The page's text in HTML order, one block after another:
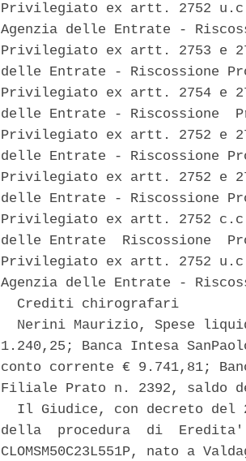
Privilegiato ex artt. 2752
Agenzia delle Entrate -
Privilegiato ex artt. 2753 e
delle Entrate - Riscossione
Privilegiato ex artt. 2754 e
delle Entrate - Riscossione
Privilegiato ex artt. 2752 e
delle Entrate - Riscossione
Privilegiato ex artt. 2752 e
delle Entrate - Riscossione
Privilegiato ex artt. 2752
delle Entrate  Riscossione
Privilegiato ex artt. 2752
Agenzia delle Entrate -
  Crediti chirografari
Nerini Maurizio, Spese
1.240,25; Banca Intesa
conto corrente € 9.741,81;
Filiale Prato n. 2392, saldo
Il Giudice, con decreto del
della  procedura  di
CLOMSM50C23L551P, nato a